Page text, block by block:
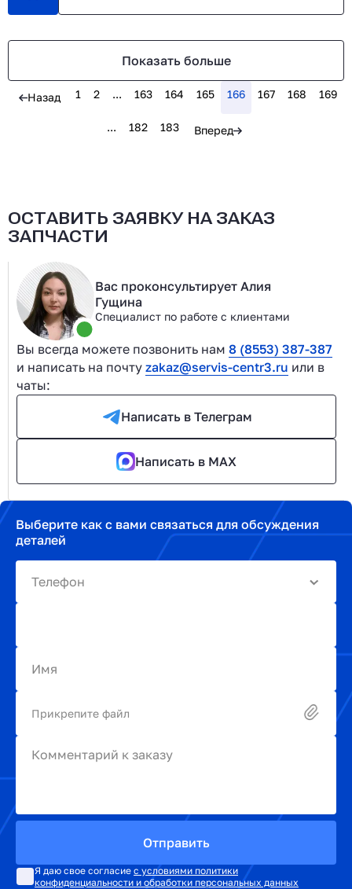
Показать больше
Назад 1 2 ... 163 164 165 166 167 168 169
... 182 183 Вперед
ОСТАВИТЬ ЗАЯВКУ НА ЗАКАЗ
ЗАПЧАСТИ
Вас проконсультирует Алия
Гущина
Специалист по работе с клиентами
Вы всегда можете позвонить нам 8 (8553) 387-387
и написать на почту zakaz@servis-centr3.ru или в
чаты:
Написать в Телеграм
Написать в MAX
Выберите как с вами связаться для обсуждения
деталей
Телефон
Имя
Прикрепите файл
Комментарий к заказу
Отправить
Я даю свое согласие с условиями политики
конфиденциальности и обработки персональных данных